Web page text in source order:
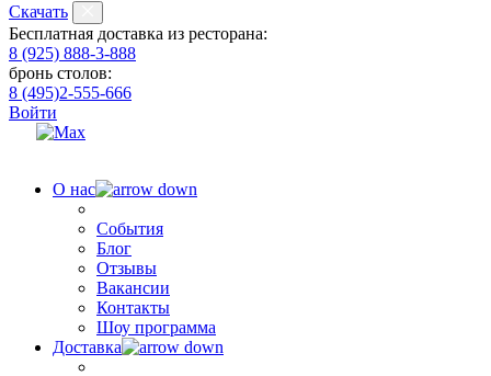
Скачать
Бесплатная доставка из ресторана:
8 (925) 888-3-888
бронь столов:
8 (495)2-555-666
Войти
О нас
События
Блог
Отзывы
Вакансии
Контакты
Шоу программа
Доставка